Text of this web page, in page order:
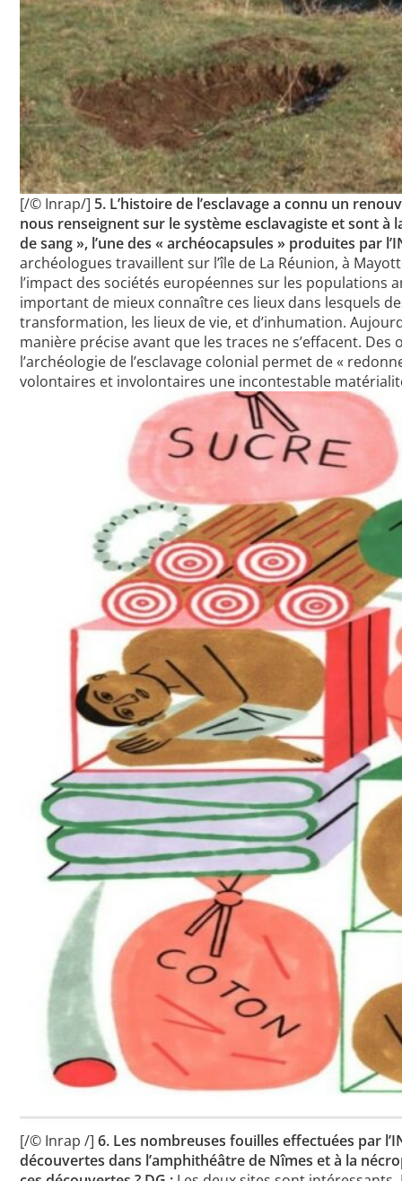
[/© Inrap/] 5. L’histoire de l’esclavage a connu un
nous renseignent sur le système esclavagiste et sont à
de sang », l’une des « archéocapsules » produites par
archéologues travaillent sur l’île de La Réunion, à
l’impact des sociétés européennes sur les populations
important de mieux connaître ces lieux dans lesquels
transformation, les lieux de vie, et d’inhumation.
manière précise avant que les traces ne s’effacent.
l’archéologie de l’esclavage colonial permet de «
volontaires et involontaires une incontestable
[/© Inrap /]6. Les nombreuses fouilles effectuées par
découvertes dans l’amphithéâtre de Nîmes et à la